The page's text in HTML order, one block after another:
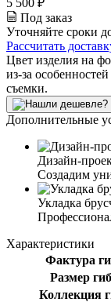
Под заказ
Уточняйте сроки
Рассчитать
Цвет изделия на
из-за
съемки.
Дополнительные
Дизайн-
Создадим
Укладка
Характеристики
Фактура
Размер
Коллекция